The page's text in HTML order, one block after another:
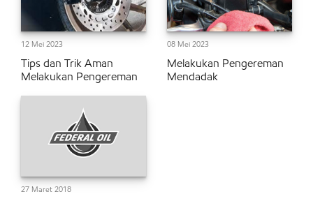
12 Mei 2023
Tips dan Trik Aman
Melakukan Pengereman
08 Mei 2023
Melakukan Pengereman
Mendadak
27 Maret 2018